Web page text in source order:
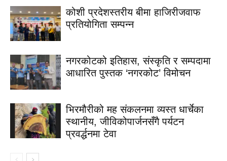
कोशी प्रदेशस्तरीय बीमा हाजिरीजवाफ
प्रतियोगिता सम्पन्न
नगरकोटको इतिहास, संस्कृति र सम्पदामा
आधारित पुस्तक ‘नगरकोट’ विमोचन
भिरमौरीको मह संकलनमा व्यस्त धार्चेका
स्थानीय, जीविकोपार्जनसँगै पर्यटन
प्रवर्द्धनमा टेवा